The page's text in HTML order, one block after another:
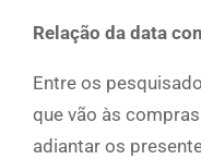
Relação da data
Entre os
que vão às
adiantar os